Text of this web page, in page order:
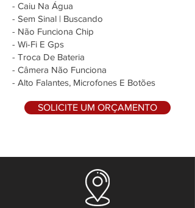
- Caiu Na Água
- Sem Sinal | Buscando
- Não Funciona Chip
- Wi-Fi E Gps
- Troca De Bateria
- Câmera Não Funciona
- Alto Falantes, Microfones E Botões
SOLICITE UM ORÇAMENTO